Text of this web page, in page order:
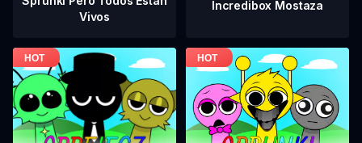
Vivos
Incredibox Mostaza